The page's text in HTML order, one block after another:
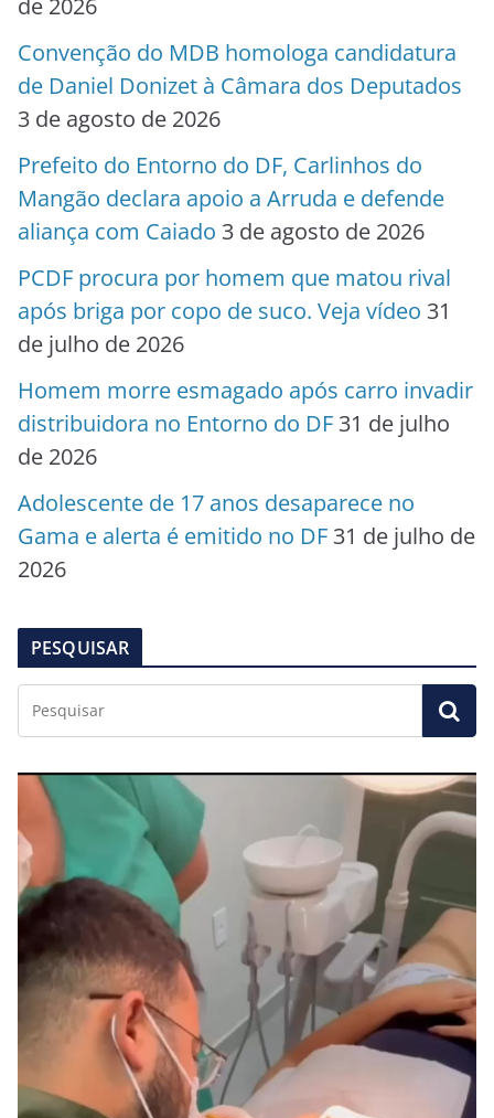
de 2026
Convenção do MDB homologa candidatura
de Daniel Donizet à Câmara dos Deputados
3 de agosto de 2026
Prefeito do Entorno do DF, Carlinhos do
Mangão declara apoio a Arruda e defende
aliança com Caiado 3 de agosto de 2026
PCDF procura por homem que matou rival
após briga por copo de suco. Veja vídeo 31
de julho de 2026
Homem morre esmagado após carro invadir
distribuidora no Entorno do DF 31 de julho
de 2026
Adolescente de 17 anos desaparece no
Gama e alerta é emitido no DF 31 de julho de
2026
PESQUISAR